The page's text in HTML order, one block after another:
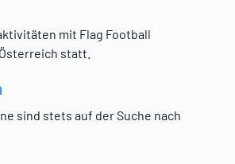
mit Flag Football
statt.
sind stets auf der Suche nach